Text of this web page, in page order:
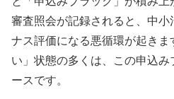
審査照会が記録されると、中小
ナス評価になる悪循環が起き
い」状態の多くは、この申込
ースです。